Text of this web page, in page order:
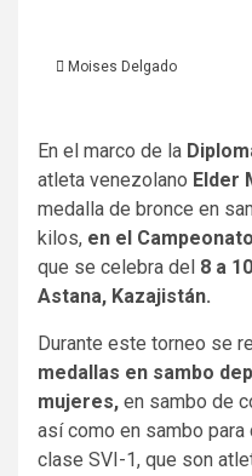
Moises Delgado
En el marco de la
atleta venezolano Elder
medalla de bronce en
kilos, en el
que se celebra del 8 a
Astana, Kazajistán.
Durante este torneo se
medallas en sambo
mujeres, en sambo de
así como en sambo
clase SVI-1, que son